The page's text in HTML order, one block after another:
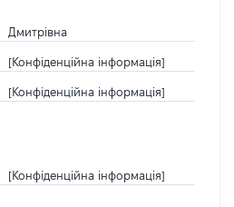
Дмитрівна
[Конфіденційна інформація]
[Конфіденційна інформація]
[Конфіденційна інформація]